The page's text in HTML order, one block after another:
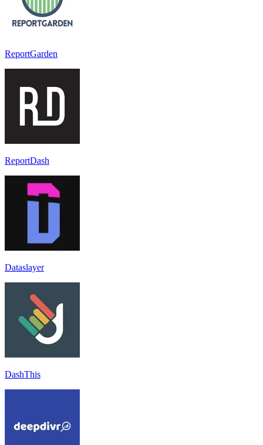
ReportGarden
ReportDash
Dataslayer
DashThis